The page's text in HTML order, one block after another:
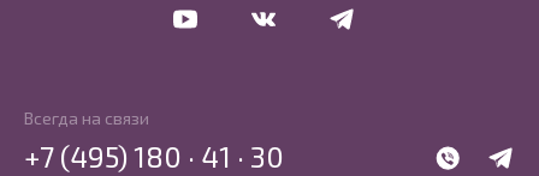
Всегда на связи
WhatsApp
+7 (495) 180 · 41 · 30